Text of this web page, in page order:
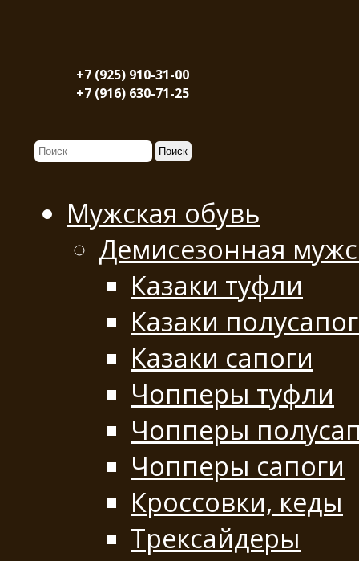
+7 (925) 910-31-00
+7 (916) 630-71-25
Мужская обувь
Демисезонная
Казаки туфли
Казаки
Казаки сапоги
Чопперы туфли
Чопперы
Чопперы сапоги
Кроссовки, кеды
Трексайдеры